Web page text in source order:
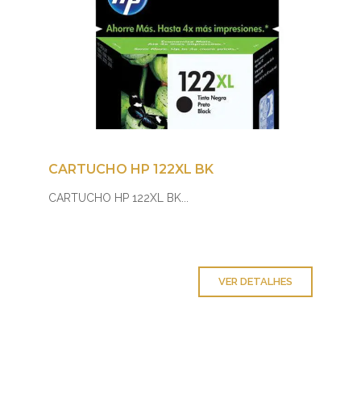
CARTUCHO HP 122XL BK
CARTUCHO HP 122XL BK...
VER DETALHES